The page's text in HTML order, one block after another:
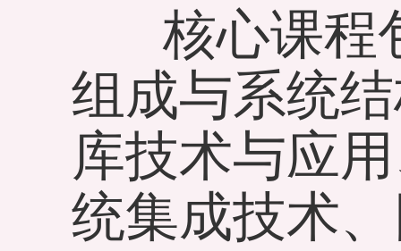
核心课程
组成与系统
库技术与应
统集成技术